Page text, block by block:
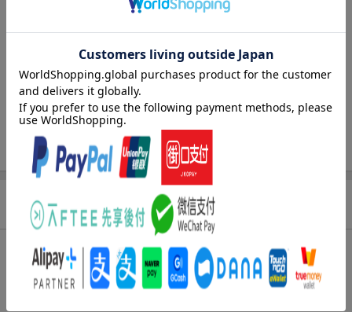
海王社
発行形態 コミック
ページ数 176p
ISBN 9784796418300
商品説明
内容紹介（JPROより）
TVドラマ化決定!!!!